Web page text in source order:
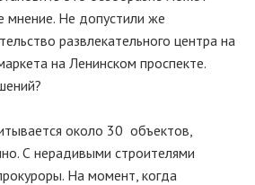
мнение. Не допустили же
развлекательного центра на
на Ленинском проспекте.
около 30 объектов,
С нерадивыми строителями
На момент, когда